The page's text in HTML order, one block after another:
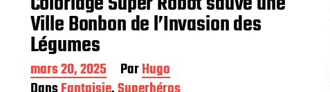
Ville Bonbon de l’Invasion des
Légumes
D
a
mars 20, 2025 ParHugo